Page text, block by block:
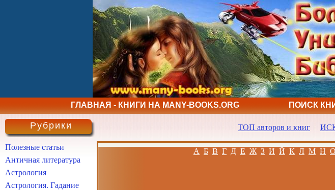
ГЛАВНАЯ - КНИГИ НА MANY-BOOKS.ORG ПОИСК
ТОП авторов и книг
А Б В Г Д Е Ж З И Й К Л М Н О
Рубрики
Полезные статьи
Античная литература
Астрология
Астрология. Гадание